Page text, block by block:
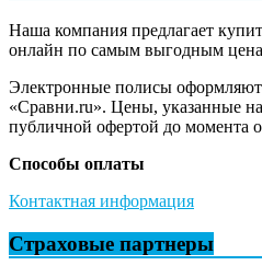
Наша компания предлагает
онлайн по самым выгодным
Электронные полисы
«Сравни.ru». Цены, указанные
публичной офертой до момента
Способы оплаты
Контактная информация
Страховые партнеры